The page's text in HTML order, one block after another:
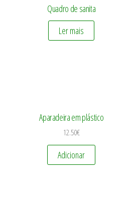
Quadro de sanita
Ler mais
Aparadeira em plástico
12.50€
Adicionar